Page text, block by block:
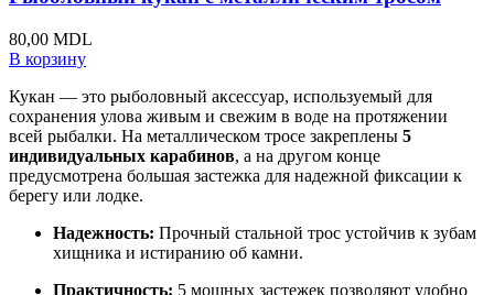
80,00 MDL
В корзину
Кукан — это рыболовный аксессуар, используемый для
сохранения улова живым и свежим в воде на протяжении
всей рыбалки. На металлическом тросе закреплены 5
индивидуальных карабинов, а на другом конце
предусмотрена большая застежка для надежной фиксации к
берегу или лодке.
Надежность: Прочный стальной трос устойчив к зубам
хищника и истиранию об камни.
Практичность: 5 мощных застежек позволяют удобно